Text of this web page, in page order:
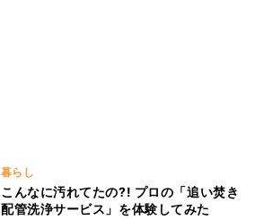
暮らし
こんなに汚れてたの?! プロの「追い焚き
配管洗浄サービス」を体験してみた